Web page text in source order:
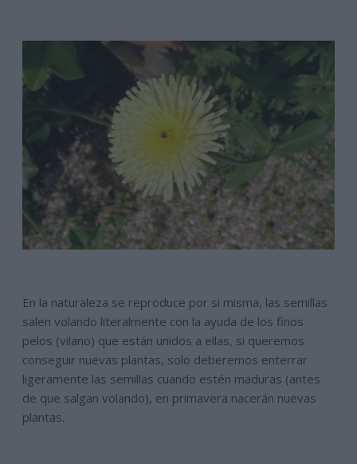
En la naturaleza se reproduce por si misma, las semillas
salen volando literalmente con la ayuda de los finos
pelos (vilano) que están unidos a ellas, si queremos
conseguir nuevas plantas, solo deberemos enterrar
ligeramente las semillas cuando estén maduras (antes
de que salgan volando), en primavera nacerán nuevas
plantas.